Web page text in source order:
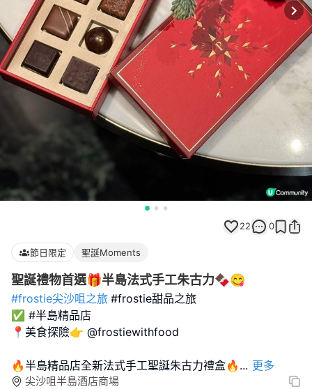
22 0
節日限定 聖誕Moments
聖誕禮物首選🎁半島法式手工朱古力🍫😋
#frostie尖沙咀之旅 #frostie甜品之旅
✅ #半島精品店
📍美食探險👉 @frostiewithfood
🔥半島精品店全新法式手工聖誕朱古力禮盒🔥 ... 更多
尖沙咀半島酒店商場